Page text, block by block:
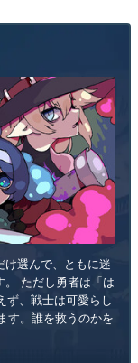
け選んで、ともに迷
ただし勇者は「は
ず、戦士は可愛らし
す。誰を救うのかを